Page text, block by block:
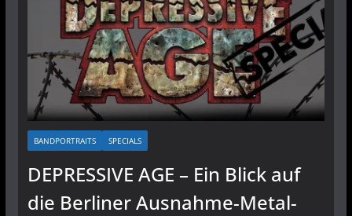
BANDPORTRAITS SPECIALS
DEPRESSIVE AGE – Ein Blick auf
die Berliner Ausnahme-Metal-